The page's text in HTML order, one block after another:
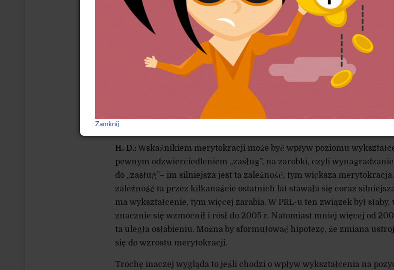
Co robią ludzie, którzy ukończyli wyższe studia i „nie załapali się do
Częściowo idą do biznesu, częściowo jeszcze nie pracują –
wyższych uczelni występuje bezrobocie, choć jest ono znacznie
do ludzi z wykształceniem średnim, zasadniczym zawodowym itd.
wyjeżdżają za granicę, a jeszcze inni lokują się na pozycjach niższych
umysłowych. Jest to, na ogół, punkt wyjścia do awansu na wyższe
inteligenckich i na stanowiska kierownicze.
Hierarchia społeczna ma w naszym kraju charakter merytokratyczny?
H. D.: Wskaźnikiem merytokracji może być wpływ poziomu
pewnym odzwierciedleniem „zasług”, na zarobki, czyli
do „zasług”– im silniejsza jest ta zależność, tym większa
zależność ta przez kilkanaście ostatnich lat stawała się coraz
ma wykształcenie, tym więcej zarabia. W PRL-u ten związek był słaby,
znacznie się wzmocnił i rósł do 2005 r. Natomiast mniej więcej od
ta uległa osłabieniu. Można by sformułować hipotezę, że zmiana
się do wzrostu merytokracji.
Trochę inaczej wygląda to jeśli chodzi o wpływ wykształcenia na
Zamknij